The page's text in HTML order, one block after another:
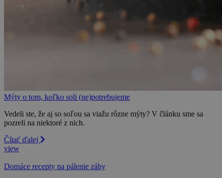
Mýty o tom, koľko soli (ne)potrebujeme
Vedeli ste, že aj so soľou sa viažu rôzne mýty? V článku sme sa
pozreli na niektoré z nich.
Čítať ďalej
view
Domáce recepty na pálenie záhy